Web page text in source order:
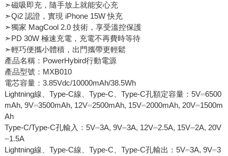
➣磁吸即充，隨手放上就能安心充
➣Qi2 認證，實現 iPhone 15W 快充
➣獨家 MagCool 2.0 技術，享受溫控保護
➣PD 30W 極速充電，充電不再費時等待
➣輕巧便攜小體積，出門攜帶更輕鬆
產品名稱：PowerHybird行動電源
產品型號：MXB010
電芯容量：3.85Vdc/10000mAh/38.5Wh
Lightning線、Type-C線、Type-C、Type-C孔額定容量：5V⎓6500
mAh, 9V⎓3500mAh, 12V⎓2500mAh, 15V⎓2000mAh, 20V⎓1500m
Ah
Type-C/Type-C孔輸入：5V⎓3A, 9V⎓3A, 12V⎓2.5A, 15V⎓2A, 20V
⎓1.5A
Lightning線、Type-C線、Type-C、Type-C孔輸出：5V⎓3A, 9V⎓3